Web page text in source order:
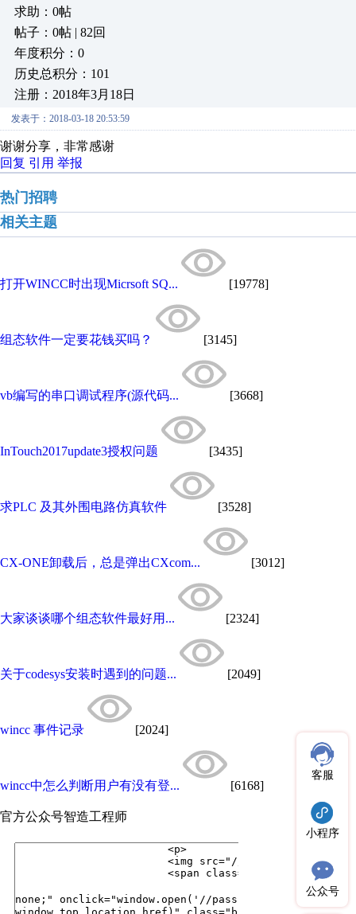
求助：0帖
帖子：0帖 | 82回
年度积分：0
历史总积分：101
注册：2018年3月18日
发表于：2018-03-18 20:53:59
谢谢分享，非常感谢
回复 引用 举报
热门招聘
相关主题
打开WINCC时出现Micrsoft SQ... [19778]
组态软件一定要花钱买吗？ [3145]
vb编写的串口调试程序(源代码... [3668]
InTouch2017update3授权问题 [3435]
求PLC 及其外围电路仿真软件 [3528]
CX-ONE卸载后，总是弹出CXcom... [3012]
大家谈谈哪个组态软件最好用... [2324]
关于codesys安装时遇到的问题... [2049]
wincc 事件记录 [2024]
wincc中怎么判断用户有没有登... [6168]
官方公众号智造工程师
客服
小程序
公众号